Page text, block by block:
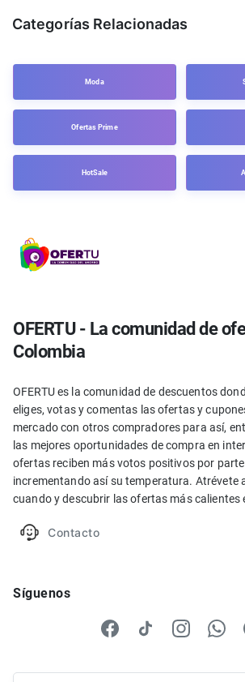
Categorías Relacionadas
Moda
Ofertas Prime
HotSale
OFERTU - La comunidad de
Colombia
OFERTU es la comunidad de descuentos
eliges, votas y comentas las ofertas y
mercado con otros compradores para así,
las mejores oportunidades de compra en
ofertas reciben más votos positivos por
incrementando así su temperatura. Atrévete
cuando y descubrir las ofertas más calientes
Contacto
Síguenos